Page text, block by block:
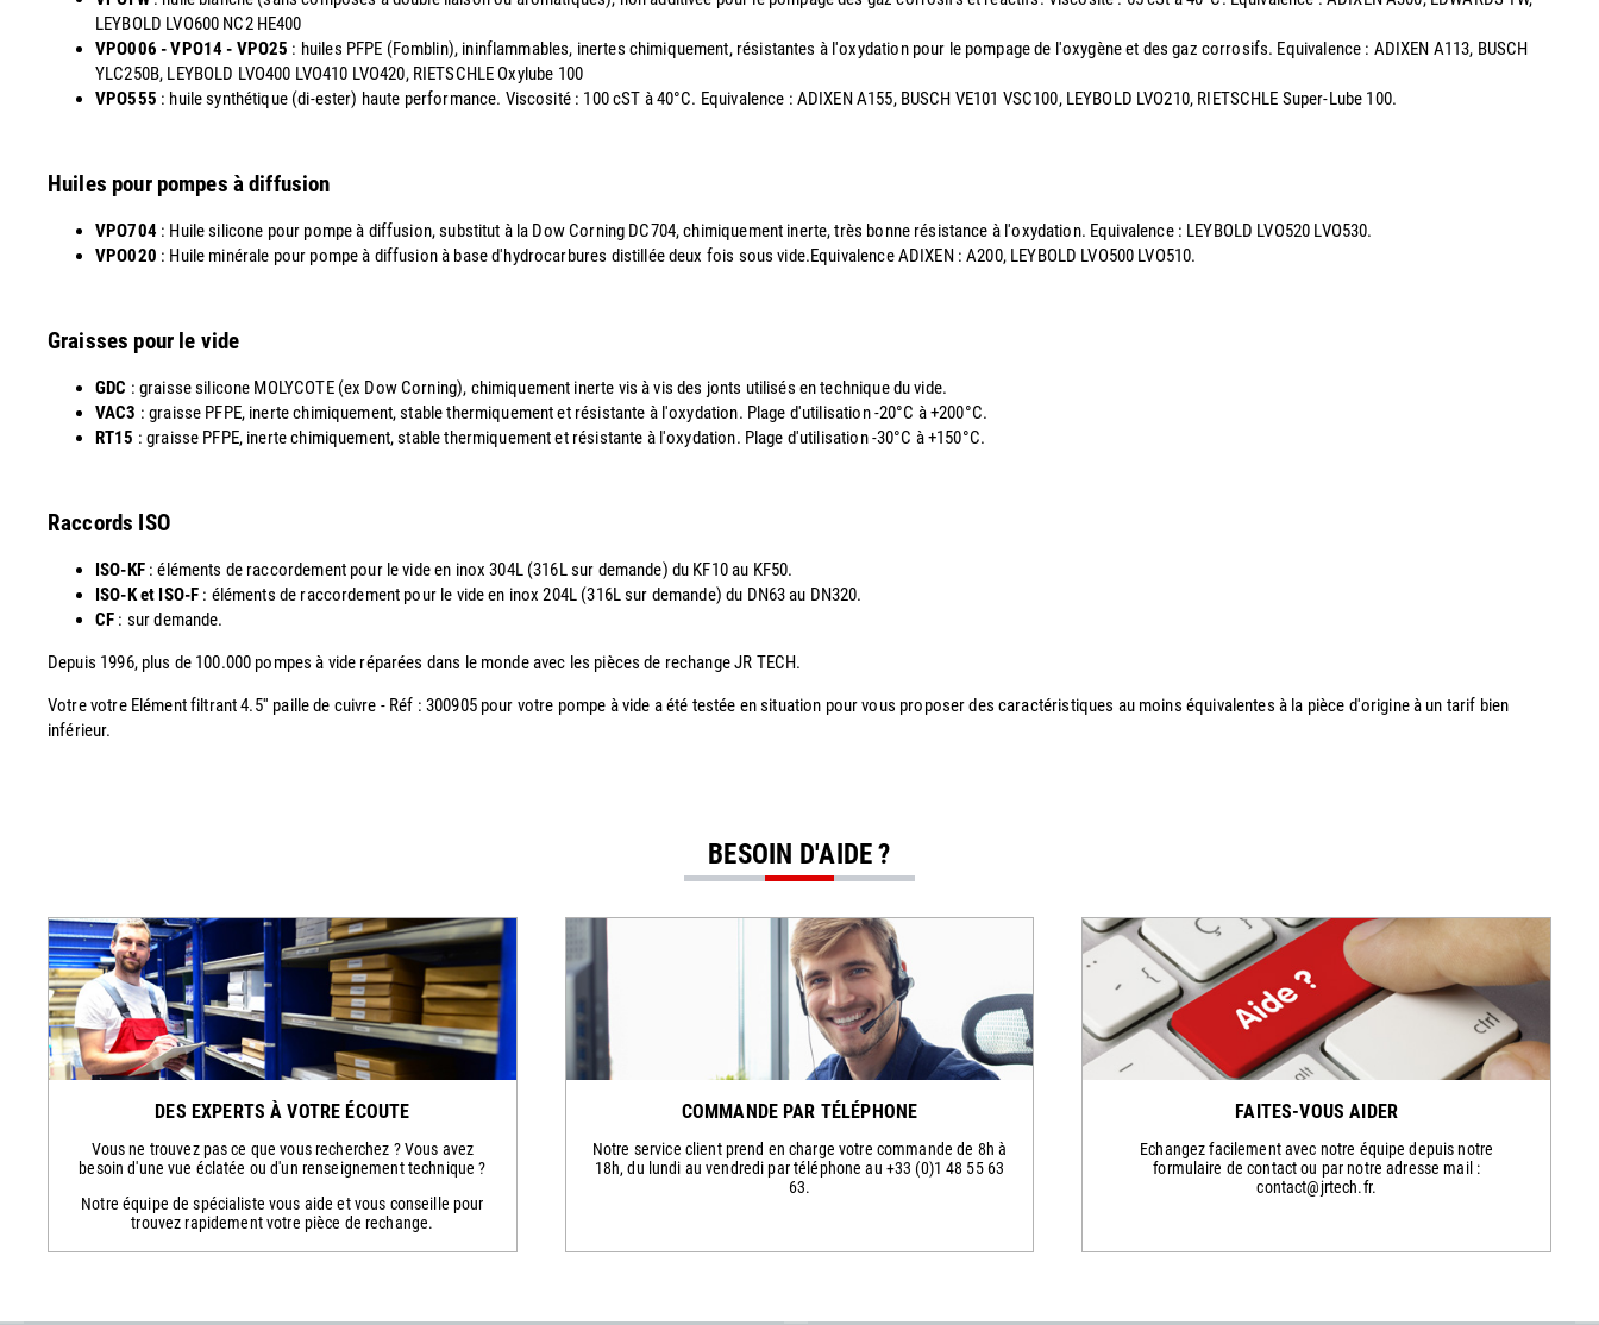
LEYBOLD LVO600 NC2 HE400
VPO006 - VPO14 - VPO25 : huiles PFPE (Fomblin), ininflammables, inertes chimiquement, résistantes à l'oxydation pour le pompage de l'oxygène et des gaz corrosifs. Equivalence : ADIXEN A113, BUSCH
YLC250B, LEYBOLD LVO400 LVO410 LVO420, RIETSCHLE Oxylube 100
VPO555 : huile synthétique (di-ester) haute performance. Viscosité : 100 cST à 40°C. Equivalence : ADIXEN A155, BUSCH VE101 VSC100, LEYBOLD LVO210, RIETSCHLE Super-Lube 100.
Huiles pour pompes à diffusion
VPO704 : Huile silicone pour pompe à diffusion, substitut à la Dow Corning DC704, chimiquement inerte, très bonne résistance à l'oxydation. Equivalence : LEYBOLD LVO520 LVO530.
VPO020 : Huile minérale pour pompe à diffusion à base d'hydrocarbures distillée deux fois sous vide.Equivalence ADIXEN : A200, LEYBOLD LVO500 LVO510.
Graisses pour le vide
GDC : graisse silicone MOLYCOTE (ex Dow Corning), chimiquement inerte vis à vis des jonts utilisés en technique du vide.
VAC3 : graisse PFPE, inerte chimiquement, stable thermiquement et résistante à l'oxydation. Plage d'utilisation -20°C à +200°C.
RT15 : graisse PFPE, inerte chimiquement, stable thermiquement et résistante à l'oxydation. Plage d'utilisation -30°C à +150°C.
Raccords ISO
ISO-KF: éléments de raccordement pour le vide en inox 304L (316L sur demande) du KF10 au KF50.
ISO-K et ISO-F : éléments de raccordement pour le vide en inox 204L (316L sur demande) du DN63 au DN320.
CF : sur demande.
Depuis 1996, plus de 100.000 pompes à vide réparées dans le monde avec les pièces de rechange JR TECH.
Votre votre Elément filtrant 4.5'' paille de cuivre - Réf : 300905 pour votre pompe à vide a été testée en situation pour vous proposer des caractéristiques au moins équivalentes à la pièce d'origine à un tarif bien
inférieur.
BESOIN D'AIDE ?
DES EXPERTS À VOTRE ÉCOUTE
Vous ne trouvez pas ce que vous recherchez ? Vous avez
besoin d'une vue éclatée ou d'un renseignement technique ?
Notre équipe de spécialiste vous aide et vous conseille pour
trouvez rapidement votre pièce de rechange.
COMMANDE PAR TÉLÉPHONE
Notre service client prend en charge votre commande de 8h à
18h, du lundi au vendredi par téléphone au +33 (0)1 48 55 63
63.
FAITES-VOUS AIDER
Echangez facilement avec notre équipe depuis notre
formulaire de contact ou par notre adresse mail :
contact@jrtech.fr.